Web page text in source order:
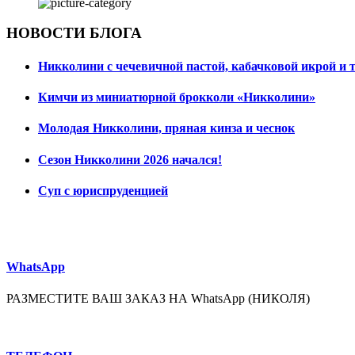
НОВОСТИ БЛОГА
Никколини с чечевичной пастой, кабачковой икрой и
Кимчи из миниатюрной брокколи «Никколини»
Молодая Никколини, пряная кинза и чеснок
Сезон Никколини 2026 начался!
Суп с юриспруденцией
WhatsApp
РАЗМЕСТИТЕ ВАШ ЗАКАЗ НА WhatsApp (НИКОЛЯ)